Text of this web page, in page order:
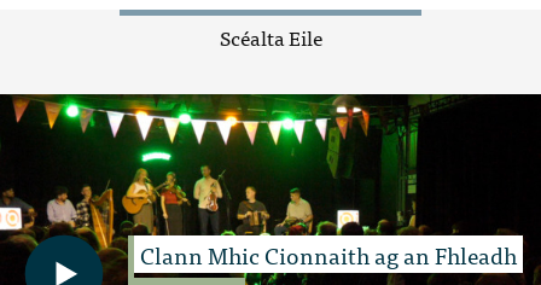
Scéalta Eile
Clann Mhic Cionnaith ag an Fhleadh